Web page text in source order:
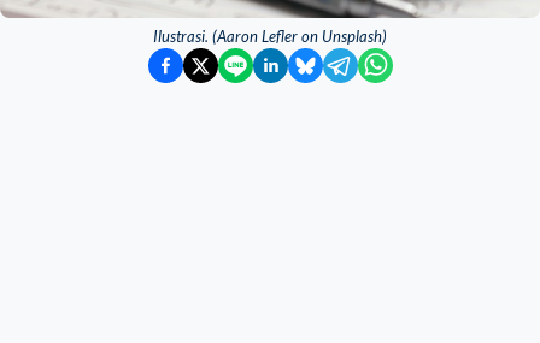
Ilustrasi. (Aaron Lefler on Unsplash)